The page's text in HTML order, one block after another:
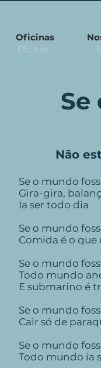
Oficinas
Se
Não
Se o mundo
Gira-gira,
Ia ser todo dia
Se o mundo
Comida é o que
Se o mundo
Todo mundo
E submarino é
Se o mundo
Cair só de
Se o mundo
Todo mundo ia
Oficinas